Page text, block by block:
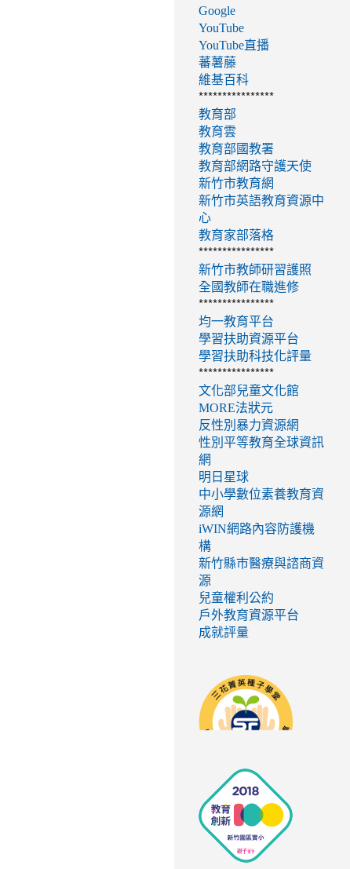
Google
YouTube
YouTube直播
蕃薯藤
維基百科
****************
教育部
教育雲
教育部國教署
教育部網路守護天使
新竹市教育網
新竹市英語教育資源中
心
教育家部落格
****************
新竹市教師研習護照
全國教師在職進修
****************
均一教育平台
學習扶助資源平台
學習扶助科技化評量
****************
文化部兒童文化館
MORE法狀元
反性別暴力資源網
性別平等教育全球資訊
網
明日星球
中小學數位素養教育資
源網
iWIN網路內容防護機
構
新竹縣市醫療與諮商資
源
兒童權利公約
戶外教育資源平台
成就評量
http://